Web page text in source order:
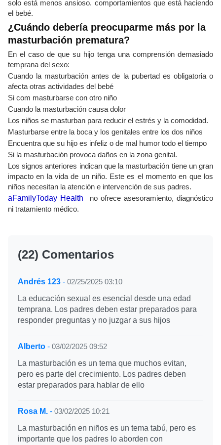
solo está menos ansioso. comportamientos que está haciendo
el bebé.
¿Cuándo debería preocuparme más por la
masturbación prematura?
En el caso de que su hijo tenga una comprensión demasiado
temprana del sexo:
Cuando la masturbación antes de la pubertad es obligatoria o
afecta otras actividades del bebé
Si com masturbarse con otro niño
Cuando la masturbación causa dolor
Los niños se masturban para reducir el estrés y la comodidad.
Masturbarse entre la boca y los genitales entre los dos niños
Encuentra que su hijo es infeliz o de mal humor todo el tiempo
Si la masturbación provoca daños en la zona genital.
Los signos anteriores indican que la masturbación tiene un gran
impacto en la vida de un niño. Este es el momento en que los
niños necesitan la atención e intervención de sus padres.
aFamilyToday Health no ofrece asesoramiento, diagnóstico
ni tratamiento médico.
(22) Comentarios
Andrés 123 - 02/25/2025 03:10
La educación sexual es esencial desde una edad
temprana. Los padres deben estar preparados para
responder preguntas y no juzgar a sus hijos
Alberto - 03/02/2025 09:52
La masturbación es un tema que muchos evitan,
pero es parte del crecimiento. Los padres deben
estar preparados para hablar de ello
Rosa M. - 03/02/2025 10:21
La masturbación en niños es un tema tabú, pero es
importante que los padres lo aborden con